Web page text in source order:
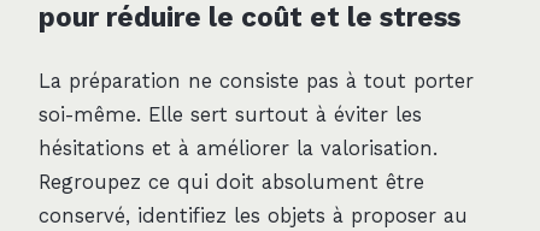
pour réduire le coût et le stress
La préparation ne consiste pas à tout porter
soi-même. Elle sert surtout à éviter les
hésitations et à améliorer la valorisation.
Regroupez ce qui doit absolument être
conservé, identifiez les objets à proposer au